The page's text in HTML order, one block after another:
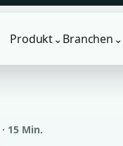
Produkt ⌄ Branchen ⌄
15 Min.